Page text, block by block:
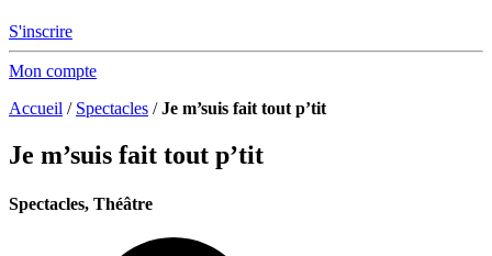
S'inscrire
Mon compte
Accueil / Spectacles /Je m’suis fait tout p’tit
Je m’suis fait tout p’tit
Spectacles, Théâtre